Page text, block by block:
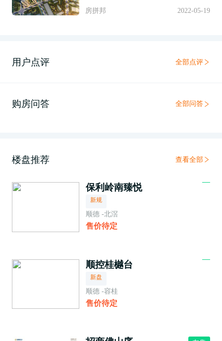
房拼邦 2022-05-19
用户点评 全部点评
购房问答 全部问答
楼盘推荐 查看全部
保利岭南臻悦
新规
顺德 -北滘
售价待定
顺控桂樾台
新盘
顺德 -容桂
售价待定